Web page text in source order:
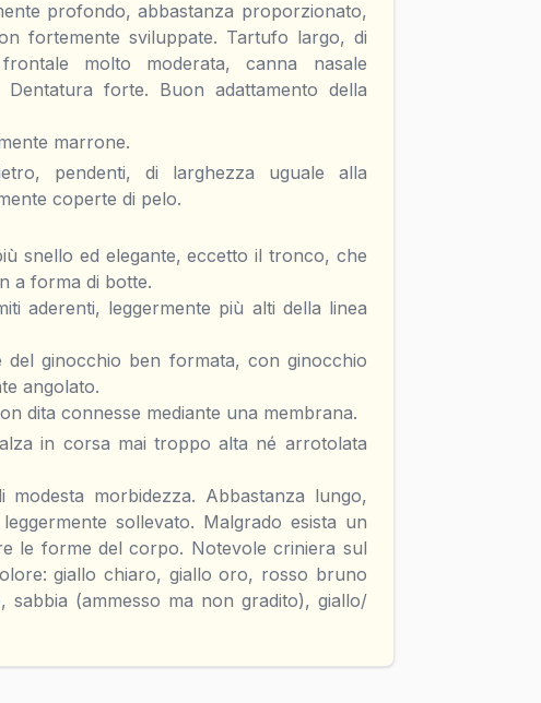
profondo, abbastanza proporzionato,
fortemente sviluppate. Tartufo largo, di
molto moderata, canna nasale
forte. Buon adattamento della
marrone.
pendenti, di larghezza uguale alla
coperte di pelo.
snello ed elegante, eccetto il tronco, che
a forma di botte.
aderenti, leggermente più alti della linea
del ginocchio ben formata, con ginocchio
angolato.
dita connesse mediante una membrana.
in corsa mai troppo alta né arrotolata
morbidezza. Abbastanza lungo,
sollevato. Malgrado esista un
le forme del corpo. Notevole criniera sul
giallo chiaro, giallo oro, rosso bruno
(ammesso ma non gradito), giallo/